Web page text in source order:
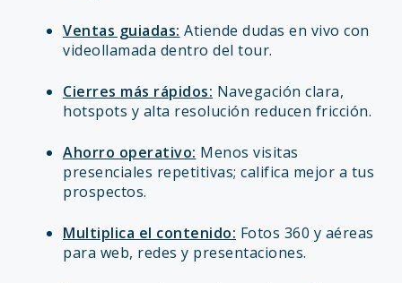
Ventas guiadas: Atiende dudas en vivo con
videollamada dentro del tour.
Cierres más rápidos: Navegación clara,
hotspots y alta resolución reducen fricción.
Ahorro operativo: Menos visitas
presenciales repetitivas; califica mejor a tus
prospectos.
Multiplica el contenido: Fotos 360 y aéreas
para web, redes y presentaciones.